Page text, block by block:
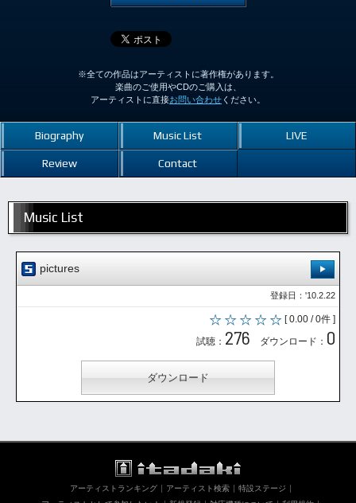
※全ての作品はアーティストに著作権があります。
楽曲のご使用やCDのご購入は、
アーティストに直接お問い合わせ ください。
Biography Music List LIVE
Review Contact
Music List
pictures
登録日：'10.2.22
[ 0.00 / 0件 ]
試聴： 276 ダウンロード： 0
ダウンロード
アーティストランキング アーティスト検索
特設ステージ